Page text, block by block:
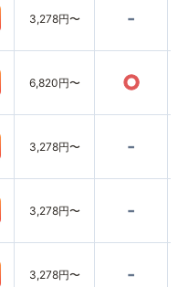
3,278円〜 -
6,820円〜 ○
3,278円〜 -
3,278円〜 -
3,278円〜 -